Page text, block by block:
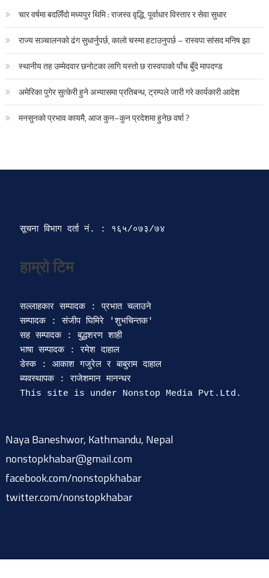
चार वर्षमा बदलिँदो मध्यपुर थिमि : राजस्व वृद्धि, पूर्वाधार विस्तार र सेवा सुधार
राज्य सञ्चालनको ढंग सुधार्नुपर्छ, कालो चस्मा हटाउनुपर्छ – रास्वपा सांसद मनिष झा
स्थानीय तह उम्मेदवार छनोटका लागि यस्तो छ रास्वपाको पाँच बुँदे मापदण्ड
अमेरिका पुगेर सुत्केरी हुने अभ्यासमा प्रतिबन्ध, ट्रम्पले जारी गरे कार्यकारी आदेश
मनसुनको प्रभाव कायमै, आज कुन–कुन प्रदेशमा हुनेछ वर्षा ?
सूचना विभाग दर्ता‍ नं. : १६५/०७३/७४
हाम्रो टिम
सल्लाहकार सम्पादक : प्रभात चलाउने
सम्पादक : संजीप घिमिरे 'शुभचिन्तक'
सह सम्पादक : बुद्धशरण शाही
भाषा सम्पादक : रमेश दाहाल
डेस्क : आकाश गजुरेल र बाबुराम दाहाल
ब्यवस्थापक : राजेशमान मानन्धर
Naya Baneshwor, Kathmandu, Nepal
nonstopkhabar@gmail.com
facebook.com/nonstopkhabar
twitter.com/nonstopkhabar